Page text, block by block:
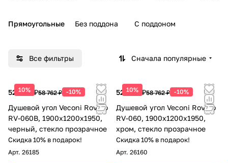
Прямоугольные Без поддона С поддоном
Все фильтры Сначала популярные
10%
52 886 ₽58 762 ₽ -10%
Душевой угол Veconi Rovigo
RV-060B, 1900х1200х1950,
черный, стекло прозрачное
Скидка 10% в подарок!
Арт. 26185
10%
52 886 ₽58 762 ₽ -10%
Душевой угол Veconi Rovigo
RV-060, 1900х1200х1950,
хром, стекло прозрачное
Скидка 10% в подарок!
Арт. 26160